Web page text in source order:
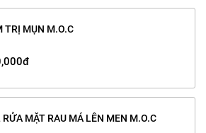
TRỊ MỤN M.O.C
RỬA MẶT RAU MÁ LÊN MEN M.O.C